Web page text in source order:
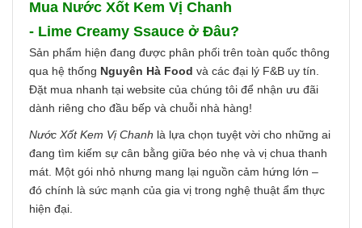
Mua Nước Xốt Kem Vị Chanh
- Lime Creamy Ssauce ở Đâu?
Sản phẩm hiện đang được phân phối trên toàn quốc thông
qua hệ thống Nguyên Hà Food và các đại lý F&B uy tín.
Đặt mua nhanh tại website của chúng tôi để nhận ưu đãi
dành riêng cho đầu bếp và chuỗi nhà hàng!
Nước Xốt Kem Vị Chanh là lựa chọn tuyệt vời cho những ai
đang tìm kiếm sự cân bằng giữa béo nhẹ và vị chua thanh
mát. Một gói nhỏ nhưng mang lại nguồn cảm hứng lớn –
đó chính là sức mạnh của gia vị trong nghệ thuật ẩm thực
hiện đại.